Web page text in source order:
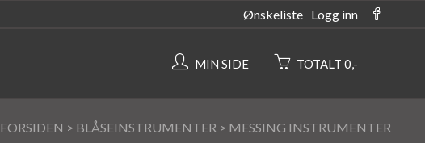
Ønskeliste Logg inn
MIN SIDE TOTALT 0,-
FORSIDEN > BLÅSEINSTRUMENTER > MESSING INSTRUMENTER